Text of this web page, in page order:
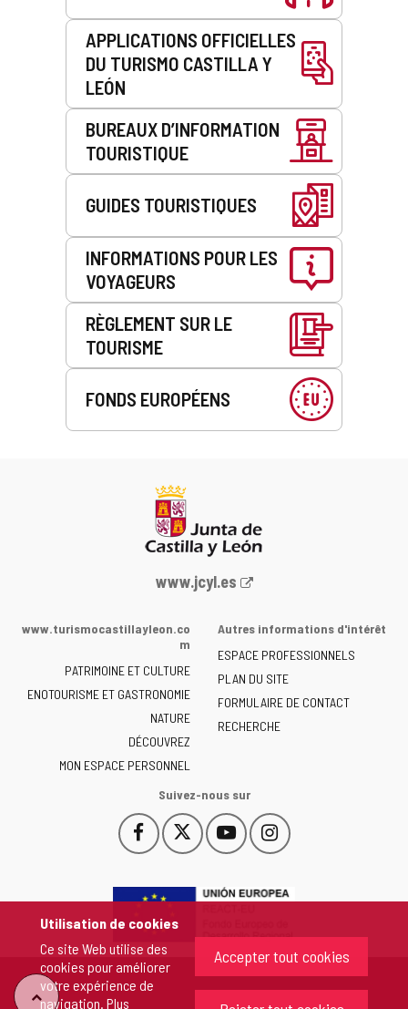
Utilisation de cookies
Ce site Web utilise des
cookies pour améliorer
votre expérience de
navigation. Plus
Accepter tout cookies
APPLICATIONS OFFICIELLES
DU TURISMO CASTILLA Y
LEÓN
BUREAUX D’INFORMATION
TOURISTIQUE
GUIDES TOURISTIQUES
INFORMATIONS POUR LES
VOYAGEURS
RÈGLEMENT SUR LE
TOURISME
FONDS EUROPÉENS
Portail
la
de
Castilla
y
León
-
www.jcyl.es
www.turismocastillayleon.co
m
PATRIMOINE ET CULTURE
ENOTOURISME ET GASTRONOMIE
NATURE
DÉCOUVREZ
MON ESPACE PERSONNEL
Autres informations d'intérêt
ESPACE PROFESSIONNELS
PLAN DU SITE
FORMULAIRE DE CONTACT
RECHERCHE
Suivez-nous sur
Facebook
Este
enlace
abrirá
una
ventana
nueva.
Este
enlace
abrirá
ventana
nueva.
YouTube
Este
enlace
abrirá
ventana
nueva.
Instagram
Este
enlace
abrirá
ventana
nueva.
"Retour